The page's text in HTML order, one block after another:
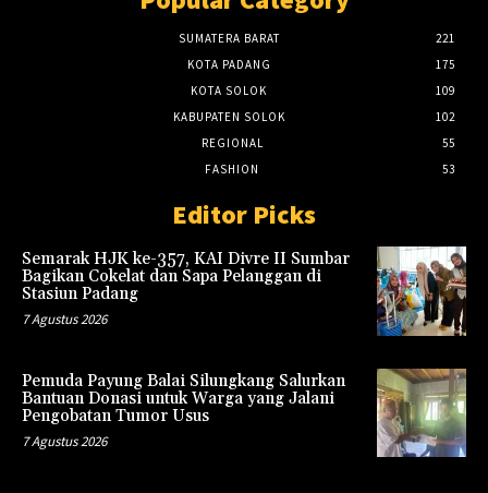
SUMATERA BARAT
221
KOTA PADANG
175
KOTA SOLOK
109
KABUPATEN SOLOK
102
REGIONAL
55
FASHION
53
Editor Picks
Semarak HJK ke-357, KAI Divre II Sumbar
Bagikan Cokelat dan Sapa Pelanggan di
Stasiun Padang
7 Agustus 2026
Pemuda Payung Balai Silungkang Salurkan
Bantuan Donasi untuk Warga yang Jalani
Pengobatan Tumor Usus
7 Agustus 2026